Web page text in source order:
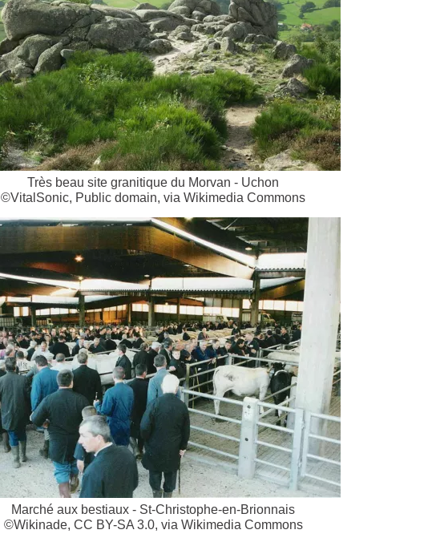
Très beau site granitique du Morvan - Uchon
©VitalSonic, Public domain, via Wikimedia Commons
Marché aux bestiaux - St-Christophe-en-Brionnais
©Wikinade, CC BY-SA 3.0, via Wikimedia Commons